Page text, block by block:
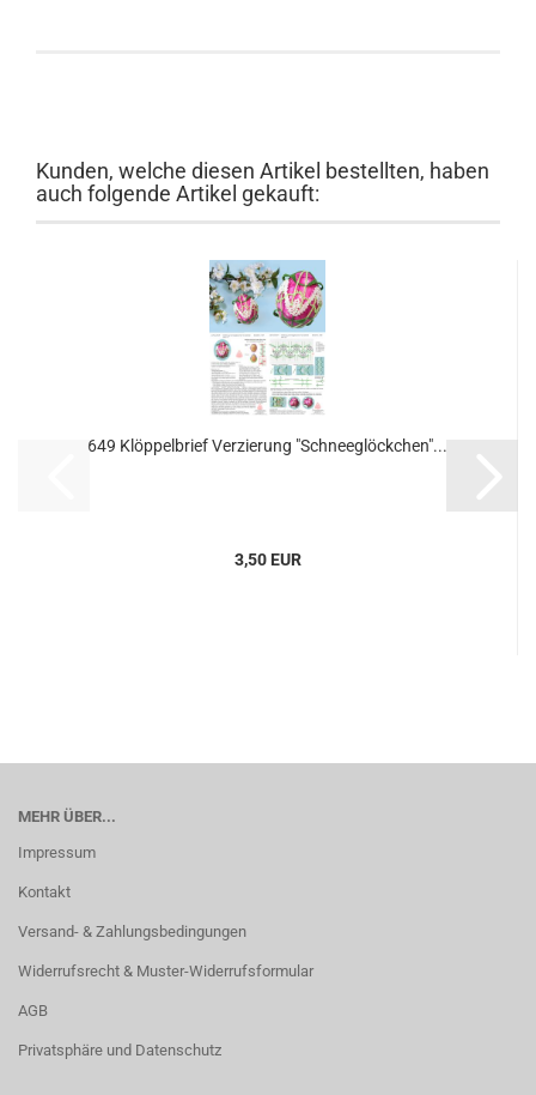
Kunden, welche diesen Artikel bestellten, haben
auch folgende Artikel gekauft:
649 Klöppelbrief Verzierung "Schneeglöckchen"...
3,50 EUR
MEHR ÜBER...
Impressum
Kontakt
Versand- & Zahlungsbedingungen
Widerrufsrecht & Muster-Widerrufsformular
AGB
Privatsphäre und Datenschutz